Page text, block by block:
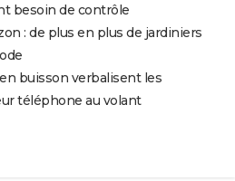
besoin de contrôle
: de plus en plus de jardiniers
buisson verbalisent les
téléphone au volant